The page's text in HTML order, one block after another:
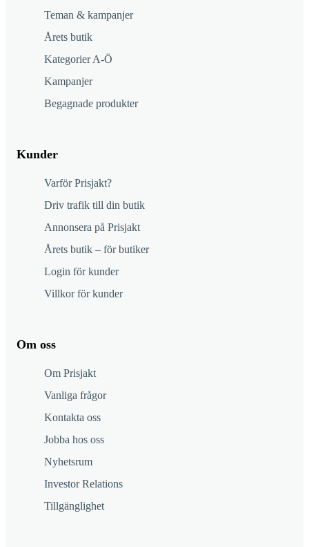
Teman & kampanjer
Årets butik
Kategorier A-Ö
Kampanjer
Begagnade produkter
Kunder
Varför Prisjakt?
Driv trafik till din butik
Annonsera på Prisjakt
Årets butik – för butiker
Login för kunder
Villkor för kunder
Om oss
Om Prisjakt
Vanliga frågor
Kontakta oss
Jobba hos oss
Nyhetsrum
Investor Relations
Tillgänglighet